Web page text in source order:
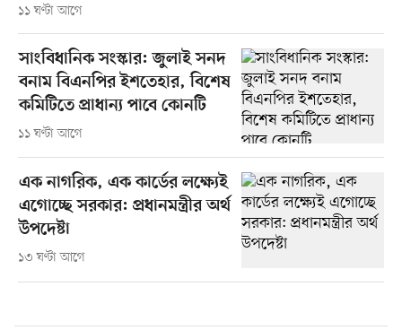
১১ ঘণ্টা আগে
সাংবিধানিক সংস্কার: জুলাই সনদ
বনাম বিএনপির ইশতেহার, বিশেষ
কমিটিতে প্রাধান্য পাবে কোনটি
১১ ঘণ্টা আগে
এক নাগরিক, এক কার্ডের লক্ষ্যেই
এগোচ্ছে সরকার: প্রধানমন্ত্রীর অর্থ
উপদেষ্টা
১৩ ঘণ্টা আগে